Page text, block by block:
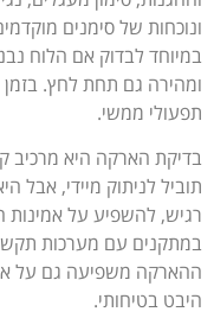
ונוכחות של סימנים
במיוחד לבדוק אם הלוח
ומהירה גם תחת לחץ. בזמן
תפעולי ממשי.
בדיקת הארקה היא מרכיב
תוביל לניתוק מיידי, אבל
רגיש, להשפיע על אמינות
במתקנים עם מערכות
ההארקה משפיעה גם על
היבט בטיחותי.